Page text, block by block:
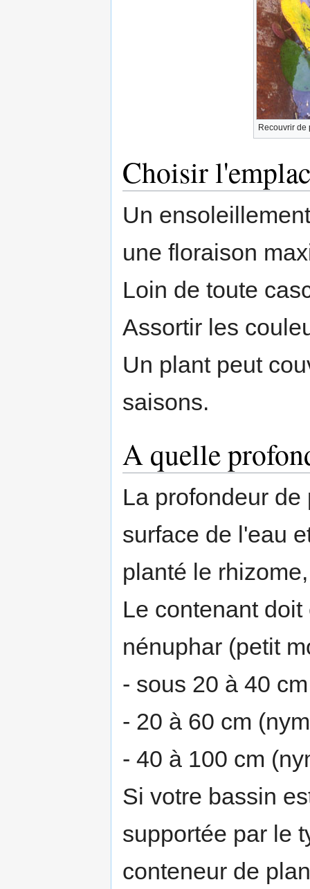
Recouvrir de
Choisir
Un
une floraison
Loin de toute
Assortir les
Un plant peut
saisons.
A quelle
La profondeur
surface de l'eau
planté le
Le contenant
nénuphar (petit
- sous 20 à 40
- 20 à 60 cm
- 40 à 100 cm
Si votre bassin
supportée par le
conteneur de